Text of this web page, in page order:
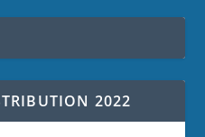
2022